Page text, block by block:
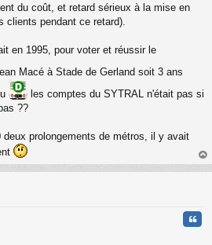
du coût, et retard sérieux à la mise en
clients pendant ce retard).
en 1995, pour voter et réussir le
Macé à Stade de Gerland soit 3 ans
les comptes du SYTRAL n'était pas si
??
prolongements de métros, il y avait
au